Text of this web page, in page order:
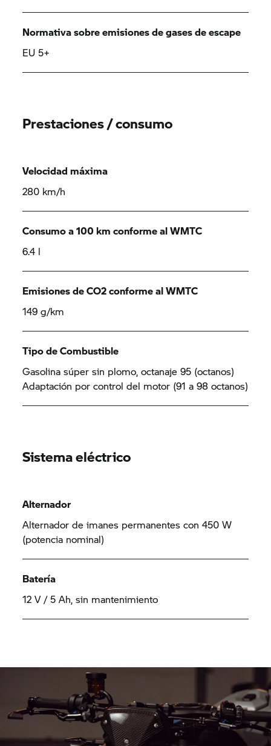
Normativa sobre emisiones de gases de escape
EU 5+
Prestaciones / consumo
Velocidad máxima
280 km/h
Consumo a 100 km conforme al WMTC
6.4 l
Emisiones de CO2 conforme al WMTC
149 g/km
Tipo de Combustible
Gasolina súper sin plomo, octanaje 95 (octanos)
Adaptación por control del motor (91 a 98 octanos)
Sistema eléctrico
Alternador
Alternador de imanes permanentes con 450 W
(potencia nominal)
Batería
12 V / 5 Ah, sin mantenimiento